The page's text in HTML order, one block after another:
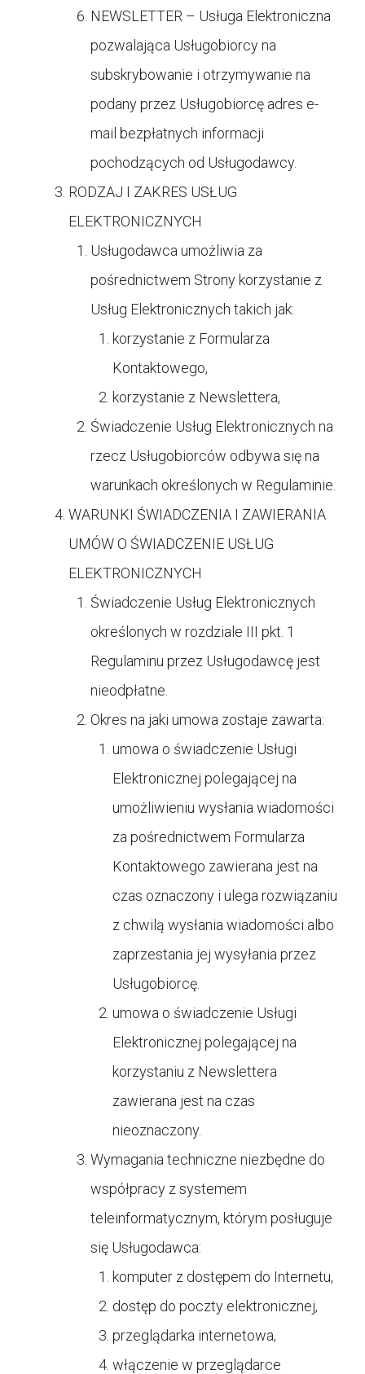
NEWSLETTER – Usługa Elektroniczna
pozwalająca Usługobiorcy na
subskrybowanie i otrzymywanie na
podany przez Usługobiorcę adres e-
mail bezpłatnych informacji
pochodzących od Usługodawcy.
RODZAJ I ZAKRES USŁUG
ELEKTRONICZNYCH
Usługodawca umożliwia za
pośrednictwem Strony korzystanie z
Usług Elektronicznych takich jak:
korzystanie z Formularza
Kontaktowego,
korzystanie z Newslettera,
Świadczenie Usług Elektronicznych na
rzecz Usługobiorców odbywa się na
warunkach określonych w Regulaminie.
WARUNKI ŚWIADCZENIA I ZAWIERANIA
UMÓW O ŚWIADCZENIE USŁUG
ELEKTRONICZNYCH
Świadczenie Usług Elektronicznych
określonych w rozdziale III pkt. 1
Regulaminu przez Usługodawcę jest
nieodpłatne.
Okres na jaki umowa zostaje zawarta:
umowa o świadczenie Usługi
Elektronicznej polegającej na
umożliwieniu wysłania wiadomości
za pośrednictwem Formularza
Kontaktowego zawierana jest na
czas oznaczony i ulega rozwiązaniu
z chwilą wysłania wiadomości albo
zaprzestania jej wysyłania przez
Usługobiorcę.
umowa o świadczenie Usługi
Elektronicznej polegającej na
korzystaniu z Newslettera
zawierana jest na czas
nieoznaczony.
Wymagania techniczne niezbędne do
współpracy z systemem
teleinformatycznym, którym posługuje
się Usługodawca:
komputer z dostępem do Internetu,
dostęp do poczty elektronicznej,
przeglądarka internetowa,
włączenie w przeglądarce